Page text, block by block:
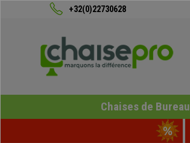
+32(0)22730628
Chaises de Bureau